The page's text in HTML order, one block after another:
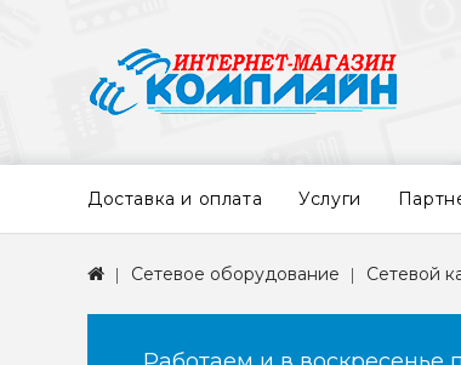
Доставка и оплата Услуги
Сетевое оборудование Сетевой